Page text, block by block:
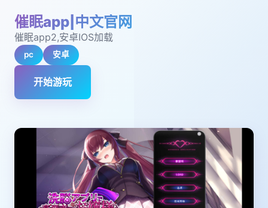
催眠app|中文官网
催眠app2,安卓IOS加载
pc 安卓
开始游玩